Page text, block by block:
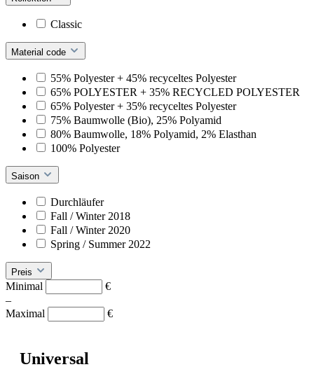
Classic
Material code
55% Polyester + 45% recyceltes Polyester
65% POLYESTER + 35% RECYCLED POLYESTER
65% Polyester + 35% recyceltes Polyester
75% Baumwolle (Bio), 25% Polyamid
80% Baumwolle, 18% Polyamid, 2% Elasthan
100% Polyester
Saison
Durchläufer
Fall / Winter 2018
Fall / Winter 2020
Spring / Summer 2022
Preis
Minimal
€
–
Maximal
€
Universal